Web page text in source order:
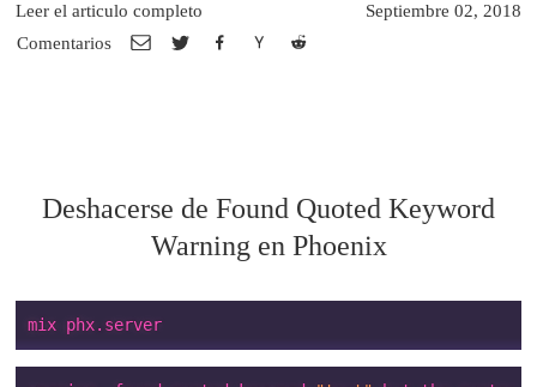
Comentarios
Leer el articulo completo Septiembre 02, 2018
Deshacerse de Found Quoted Keyword
Warning en Phoenix